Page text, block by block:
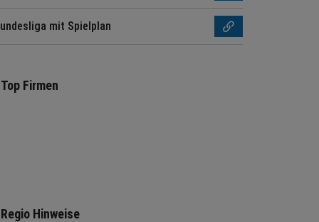
mit Spielplan
Top Firmen
Regio Hinweise